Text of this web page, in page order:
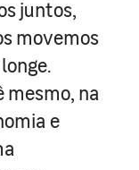
juntos,
movemos
mesmo, na
e